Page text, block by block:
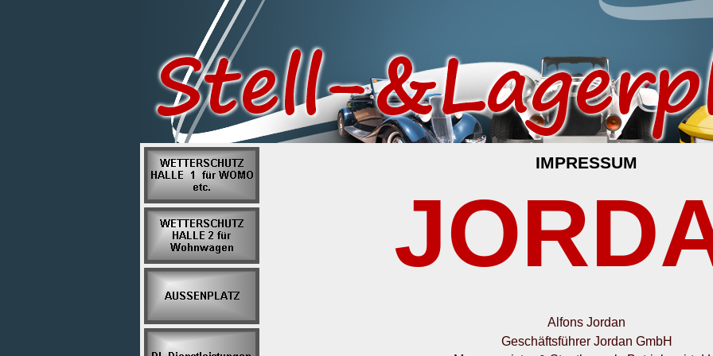
IMPRESSUM
Alfons Jordan
Geschäftsführer Jordan GmbH